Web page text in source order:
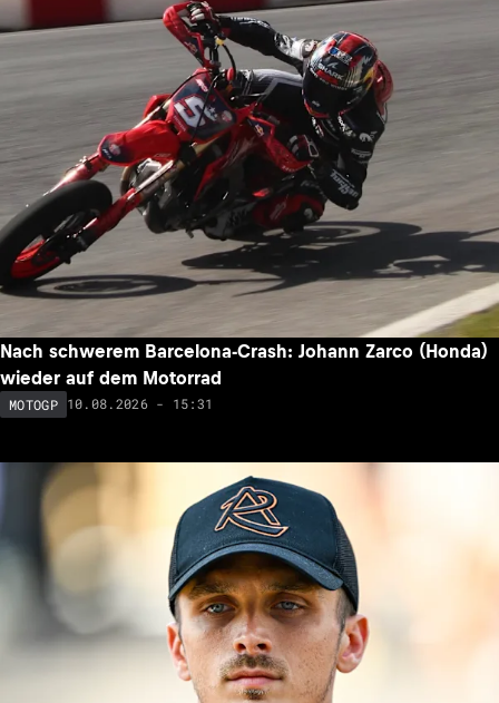
Pol Espargaro (13.) nach Razgatlioglu-Duell: Rückstand ist
«beschämend»
MOTOGP 10.08.2026 - 16:39